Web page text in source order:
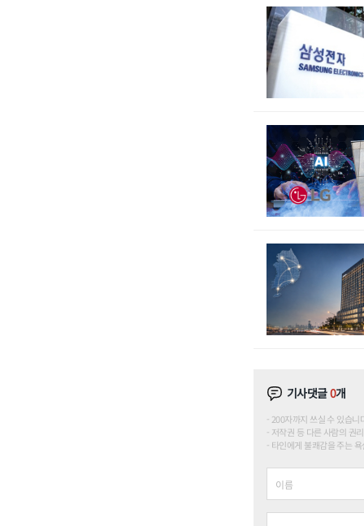
기사댓글0개
200자까지 쓰실 수 있습
저작권 등 다른 사람의 권
타인에게 불쾌감을 주는